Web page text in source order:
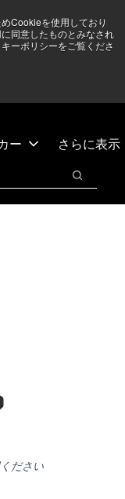
Cookieを使用しており
同意したものとみなされ
ーポリシーをご覧くださ
ちら➜
ー さらに表示
検索
ださい